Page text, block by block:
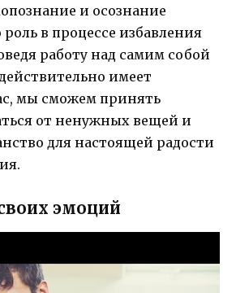
и осознание
в процессе избавления
работу над самим собой
имеет
мы сможем принять
от ненужных вещей и
для настоящей радости
эмоций